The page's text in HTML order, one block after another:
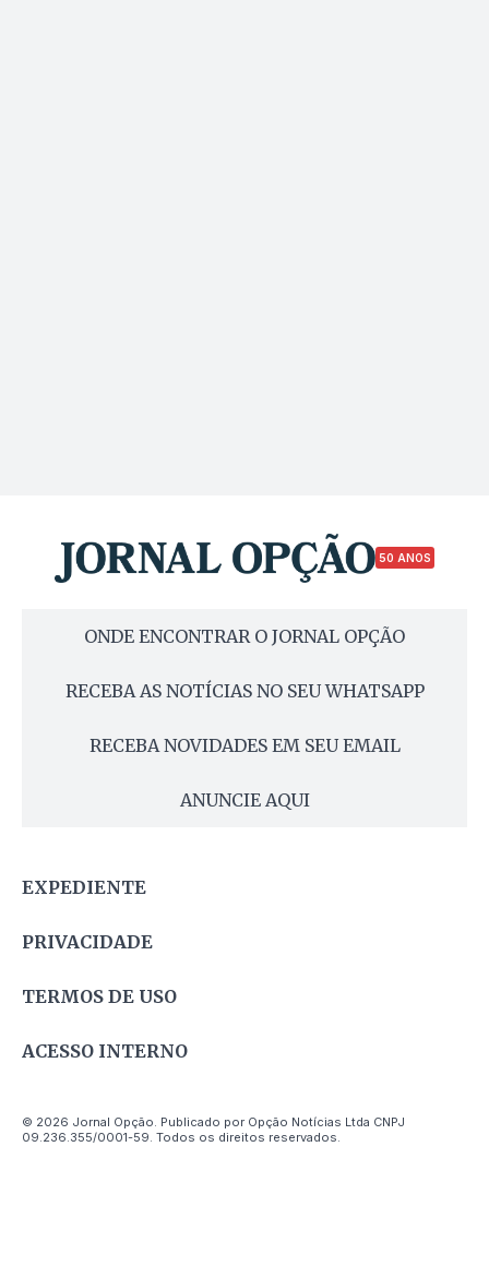
50 ANOS
ONDE ENCONTRAR O JORNAL OPÇÃO
RECEBA AS NOTÍCIAS NO SEU WHATSAPP
RECEBA NOVIDADES EM SEU EMAIL
ANUNCIE AQUI
EXPEDIENTE
PRIVACIDADE
TERMOS DE USO
ACESSO INTERNO
© 2026 Jornal Opção. Publicado por Opção Notícias Ltda CNPJ
09.236.355/0001-59. Todos os direitos reservados.